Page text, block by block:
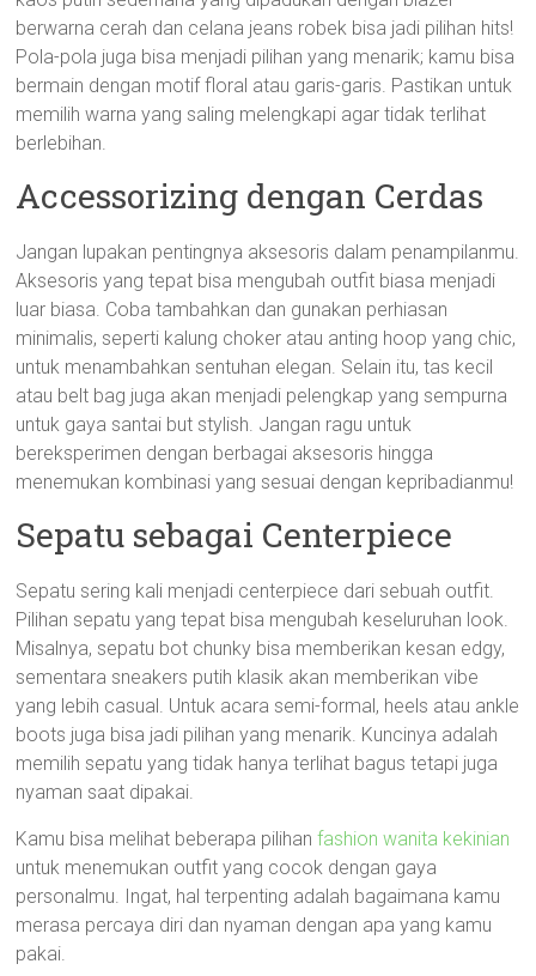
berwarna cerah dan celana jeans robek bisa jadi pilihan hits!
Pola-pola juga bisa menjadi pilihan yang menarik; kamu bisa
bermain dengan motif floral atau garis-garis. Pastikan untuk
memilih warna yang saling melengkapi agar tidak terlihat
berlebihan.
Accessorizing dengan Cerdas
Jangan lupakan pentingnya aksesoris dalam penampilanmu.
Aksesoris yang tepat bisa mengubah outfit biasa menjadi
luar biasa. Coba tambahkan dan gunakan perhiasan
minimalis, seperti kalung choker atau anting hoop yang chic,
untuk menambahkan sentuhan elegan. Selain itu, tas kecil
atau belt bag juga akan menjadi pelengkap yang sempurna
untuk gaya santai but stylish. Jangan ragu untuk
bereksperimen dengan berbagai aksesoris hingga
menemukan kombinasi yang sesuai dengan kepribadianmu!
Sepatu sebagai Centerpiece
Sepatu sering kali menjadi centerpiece dari sebuah outfit.
Pilihan sepatu yang tepat bisa mengubah keseluruhan look.
Misalnya, sepatu bot chunky bisa memberikan kesan edgy,
sementara sneakers putih klasik akan memberikan vibe
yang lebih casual. Untuk acara semi-formal, heels atau ankle
boots juga bisa jadi pilihan yang menarik. Kuncinya adalah
memilih sepatu yang tidak hanya terlihat bagus tetapi juga
nyaman saat dipakai.
Kamu bisa melihat beberapa pilihanfashion wanita kekinian
untuk menemukan outfit yang cocok dengan gaya
personalmu. Ingat, hal terpenting adalah bagaimana kamu
merasa percaya diri dan nyaman dengan apa yang kamu
pakai.